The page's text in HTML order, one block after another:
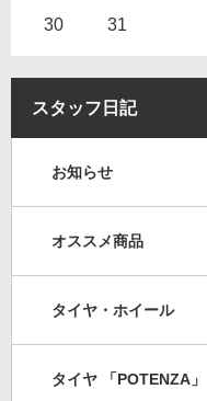
30 31
スタッフ日記
お知らせ
オススメ商品
タイヤ・ホイール
タイヤ 「POTENZA」